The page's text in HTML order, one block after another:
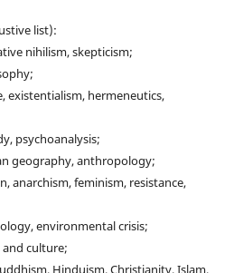
list):
nihilism, skepticism;
existentialism, hermeneutics,
psychoanalysis;
geography, anthropology;
anarchism, feminism, resistance,
environmental crisis;
and culture;
Hinduism, Christianity, Islam,